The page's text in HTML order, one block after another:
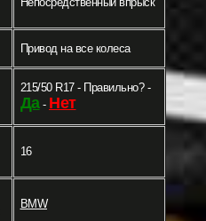
Привод на все колеса
215/50 R17 - Правильно? -
Да- Нет
16
BMW